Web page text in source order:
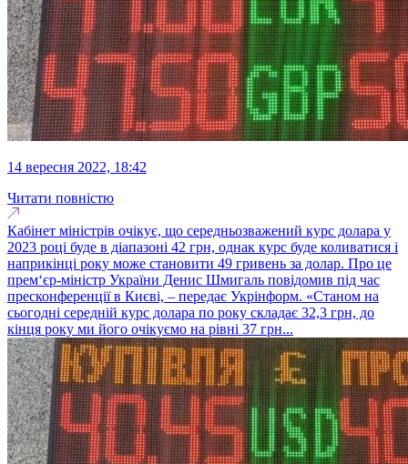
14 вересня 2022, 18:42
Читати повністю
Кабінет міністрів очікує, що середньозважений курс долара у
2023 році буде в діапазоні 42 грн, однак курс буде коливатися і
наприкінці року може становити 49 гривень за долар. Про це
прем‘єр-міністр України Денис Шмигаль повідомив під час
пресконференції в Києві, – передає Укрінформ. «Станом на
сьогодні середній курс долара по року складає 32,3 грн, до
кінця року ми його очікуємо на рівні 37 грн...